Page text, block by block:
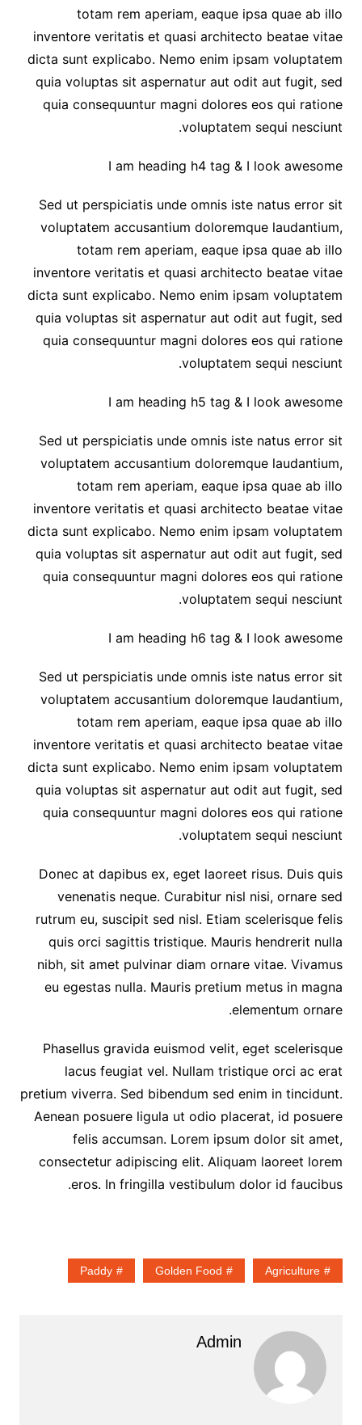
totam rem aperiam, eaque ipsa quae ab illo
inventore veritatis et quasi architecto beatae vitae
dicta sunt explicabo. Nemo enim ipsam voluptatem
quia voluptas sit aspernatur aut odit aut fugit, sed
quia consequuntur magni dolores eos qui ratione
voluptatem sequi nesciunt.
I am heading h4 tag & I look awesome
Sed ut perspiciatis unde omnis iste natus error sit
voluptatem accusantium doloremque laudantium,
totam rem aperiam, eaque ipsa quae ab illo
inventore veritatis et quasi architecto beatae vitae
dicta sunt explicabo. Nemo enim ipsam voluptatem
quia voluptas sit aspernatur aut odit aut fugit, sed
quia consequuntur magni dolores eos qui ratione
voluptatem sequi nesciunt.
I am heading h5 tag & I look awesome
Sed ut perspiciatis unde omnis iste natus error sit
voluptatem accusantium doloremque laudantium,
totam rem aperiam, eaque ipsa quae ab illo
inventore veritatis et quasi architecto beatae vitae
dicta sunt explicabo. Nemo enim ipsam voluptatem
quia voluptas sit aspernatur aut odit aut fugit, sed
quia consequuntur magni dolores eos qui ratione
voluptatem sequi nesciunt.
I am heading h6 tag & I look awesome
Sed ut perspiciatis unde omnis iste natus error sit
voluptatem accusantium doloremque laudantium,
totam rem aperiam, eaque ipsa quae ab illo
inventore veritatis et quasi architecto beatae vitae
dicta sunt explicabo. Nemo enim ipsam voluptatem
quia voluptas sit aspernatur aut odit aut fugit, sed
quia consequuntur magni dolores eos qui ratione
voluptatem sequi nesciunt.
Donec at dapibus ex, eget laoreet risus. Duis quis
venenatis neque. Curabitur nisl nisi, ornare sed
rutrum eu, suscipit sed nisl. Etiam scelerisque felis
quis orci sagittis tristique. Mauris hendrerit nulla
nibh, sit amet pulvinar diam ornare vitae. Vivamus
eu egestas nulla. Mauris pretium metus in magna
elementum ornare.
Phasellus gravida euismod velit, eget scelerisque
lacus feugiat vel. Nullam tristique orci ac erat
pretium viverra. Sed bibendum sed enim in tincidunt.
Aenean posuere ligula ut odio placerat, id posuere
felis accumsan. Lorem ipsum dolor sit amet,
consectetur adipiscing elit. Aliquam laoreet lorem
eros. In fringilla vestibulum dolor id faucibus.
Agriculture
Golden Food
Paddy
Admin